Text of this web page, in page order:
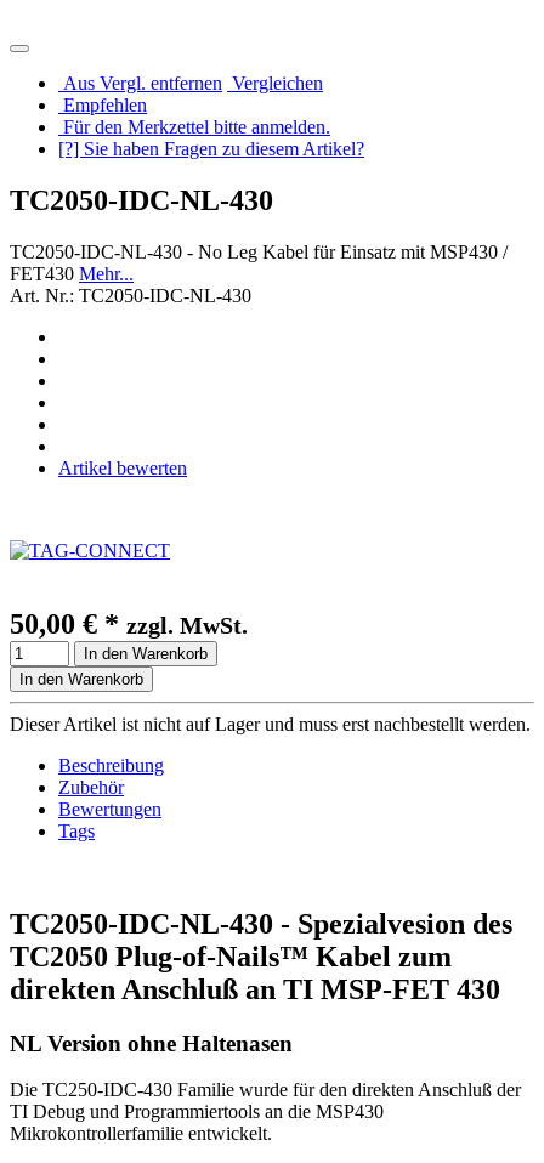
Aus Vergl. entfernen Vergleichen
Empfehlen
Für den Merkzettel bitte anmelden.
[?] Sie haben Fragen zu diesem Artikel?
TC2050-IDC-NL-430
TC2050-IDC-NL-430 - No Leg Kabel für Einsatz mit MSP430 /
FET430 Mehr...
Art. Nr.: TC2050-IDC-NL-430
Artikel bewerten
50,00 € * zzgl. MwSt.
In den Warenkorb
In den Warenkorb
Dieser Artikel ist nicht auf Lager und muss erst nachbestellt werden.
Beschreibung
Zubehör
Bewertungen
Tags
TC2050-IDC-NL-430 - Spezialvesion des
TC2050 Plug-of-Nails™ Kabel zum
direkten Anschluß an TI MSP-FET 430
NL Version ohne Haltenasen
Die TC250-IDC-430 Familie wurde für den direkten Anschluß der
TI Debug und Programmiertools an die MSP430
Mikrokontrollerfamilie entwickelt.